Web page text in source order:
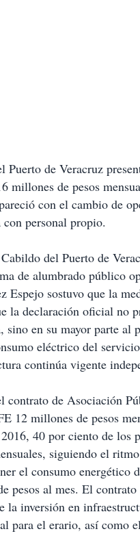
de Veracruz
millones de pesos
con el cambio de
personal propio.
del Puerto de
de alumbrado público
Espejo sostuvo que la
la declaración oficial no
sino en su mayor parte
eléctrico del
continúa vigente
contrato de Asociación
12 millones de pesos
40 por ciento de los
siguiendo el
el consumo
pesos al mes. El
la inversión en
para el erario, así como